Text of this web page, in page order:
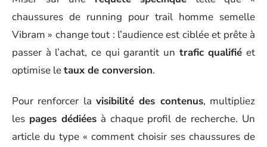
chaussures de running pour trail homme semelle
Vibram » change tout : l’audience est ciblée et prête à
passer à l’achat, ce qui garantit un trafic qualifié et
optimise letaux de conversion.
Pour renforcer la visibilité des contenus, multipliez
les pages dédiéesà chaque profil de recherche. Un
article du type « comment choisir ses chaussures de